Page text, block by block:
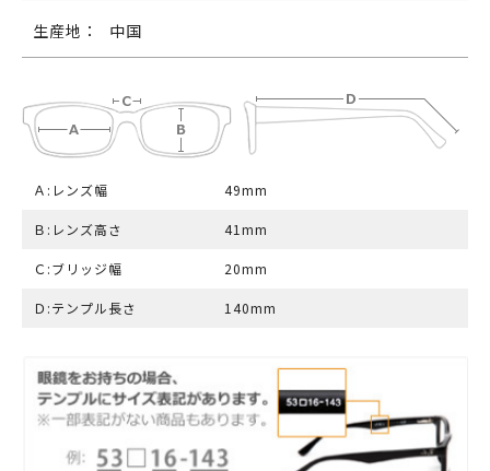
生産地： 中国
Ａ:レンズ幅 49mm
Ｂ:レンズ高さ 41mm
Ｃ:ブリッジ幅 20mm
Ｄ:テンプル長さ 140mm